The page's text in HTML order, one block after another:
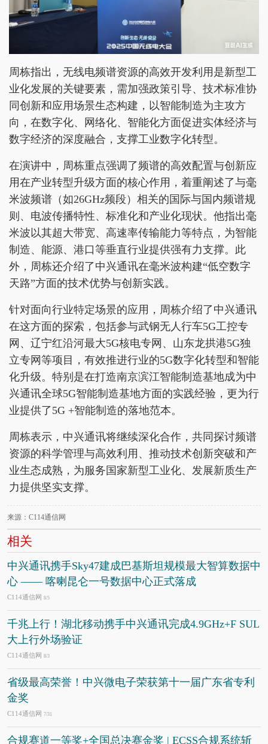
周栋指出，无线电频谱资源的高效开发利用是新型工
业化发展的关键要素，需加强政策引导、技术标准协
同创新和应用场景生态构建，以智能制造为主攻方
向，在数字化、网络化、智能化方面促进实体经济与
数字经济的深度融合，支撑工业数字化转型。
在演讲中，周栋重点强调了频谱的高效配置与创新应
用在产业转型升级方面的核心作用，着重阐述了与毫
米波频谱（如26GHz频段）相关的国际与国内频谱规
则、电波传播特性、标准化和产业化现状。他指出毫
米波以其超大带宽、高速率传输能力等特点，为智能
制造、能源、港口等垂直行业提供强有力支撑。此
外，周栋还介绍了中兴通讯在毫米波构建“低空数字
天路”方面的技术优势与创新实践。
针对面向行业特定场景的应用，周栋介绍了中兴通讯
在这方面的探索，包括参与武钢无人行车5G工控专
网、辽宁红沿河最大5G核电专网、山东龙拱港5G独
立专网等项目，有效推进行业的5G数字化转型和智能
化升级。特别是在打造南京滨江智能制造基地成为中
兴通讯全球5G智能制造基地方面的实践经验，更为行
业提供了5G +智能制造的落地范本。
周栋表示，中兴通讯将继续深化合作，共同探讨频谱
资源的科学管理与高效利用、推动技术创新突破和产
业生态成熟，为服务国家新型工业化、发展新质生产
力提供坚实支撑。
来源：C114通信网
相关
中兴通讯携手Sky47建成巴基斯坦规模最大智算数据中
心 —— 喀喇昆仑一号数据中心正式落成
C114通信网 8/5
千兆上行！湖北移动携手中兴通讯完成4.9GHz+F SUL
大上行外场验证
C114通信网 8/3
省级最高荣誉！中兴微电子荣获第十一届广东省专利
金奖
C114通信网 7/31
合规赛道一等奖+全国总决赛金奖 | ECSS合规系统斩